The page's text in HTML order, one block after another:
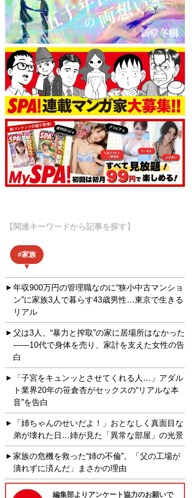
【関連キーワードから記事を探す】
家族
年収900万円の管理職なのに“狭小中古マンショ
ン”に家族3人で暮らす43歳男性…東京で生きる
リアル
父は3人、“暴力と搾取”の家に居場所はなかった
――10代で身体を売り、家計を支えた女性の告
白
「子宮をキュンッとさせてくれる人…」アダル
ト業界20年の笹倉杏がセックスの“リアルな本
音”を告白
「姉ちゃんのせいだよ！」おとなしく真面目な
弟が壊れた日…姉が見た「異常な部屋」の光景
家族の危機を救った“姉の不倫”。「父の工場が
潰れずに済んだ」まさかの理由